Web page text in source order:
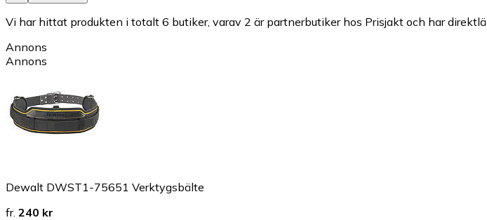
Vi har hittat produkten i totalt 6 butiker, varav 2 är partnerbutiker hos Prisjakt och har
Annons
Annons
Dewalt DWST1-75651 Verktygsbälte
fr. 240 kr